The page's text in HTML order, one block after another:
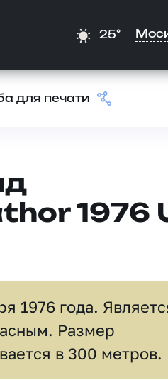
25°
для печати
1976
1976 года.
Размер
в 300 метров.